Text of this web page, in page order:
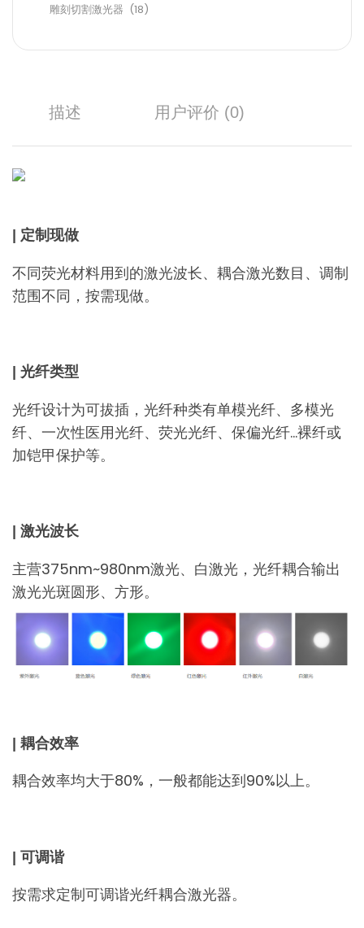
雕刻切割激光器 (18)
描述 用户评价 (0)
| 定制现做
不同荧光材料用到的激光波长、耦合激光数目、调制
范围不同，按需现做。
| 光纤类型
光纤设计为可拔插，光纤种类有单模光纤、多模光
纤、一次性医用光纤、荧光光纤、保偏光纤…裸纤或
加铠甲保护等。
| 激光波长
主营375nm~980nm激光、白激光，光纤耦合输出
激光光斑圆形、方形。
| 耦合效率
耦合效率均大于80%，一般都能达到90%以上。
| 可调谐
按需求定制可调谐光纤耦合激光器。